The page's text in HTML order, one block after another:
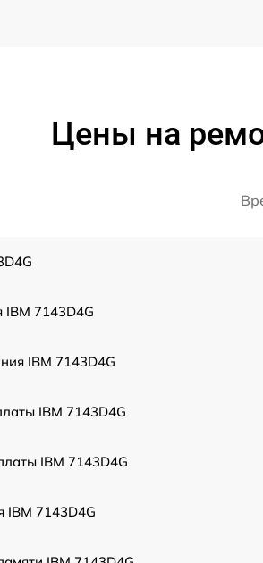
Цены на
IBM 7143D4G
IBM 7143D4G
IBM 7143D4G
IBM 7143D4G
IBM 7143D4G